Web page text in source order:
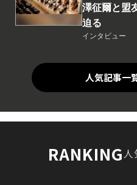
澤征爾と盟
迫る
インタビュー
人気記事一
RANKING人